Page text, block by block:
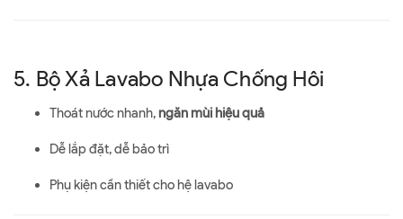
5. Bộ Xả Lavabo Nhựa Chống Hôi
Thoát nước nhanh,ngăn mùi hiệu quả
Dễ lắp đặt, dễ bảo trì
Phụ kiện cần thiết cho hệ lavabo